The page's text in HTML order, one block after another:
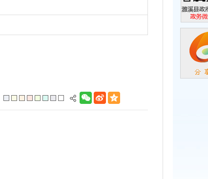
濉溪县政
政务微信